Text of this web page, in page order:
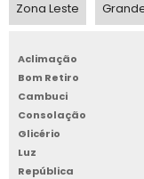
ROUPEIRO DE AÇO 8
ROUPEIRO DE AÇO 8
GONDOLA DE CENTRO
Zona Leste
Aclimação
Bom Retiro
Cambuci
Consolação
Glicério
Luz
República